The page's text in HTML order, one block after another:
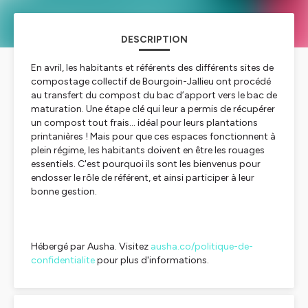
DESCRIPTION
En avril, les habitants et référents des différents sites de
compostage collectif de Bourgoin-Jallieu ont procédé
au transfert du compost du bac d’apport vers le bac de
maturation. Une étape clé qui leur a permis de récupérer
un compost tout frais… idéal pour leurs plantations
printanières ! Mais pour que ces espaces fonctionnent à
plein régime, les habitants doivent en être les rouages
essentiels. C'est pourquoi ils sont les bienvenus pour
endosser le rôle de référent, et ainsi participer à leur
bonne gestion.
Hébergé par Ausha. Visitez ausha.co/politique-de-
confidentialitepour plus d'informations.